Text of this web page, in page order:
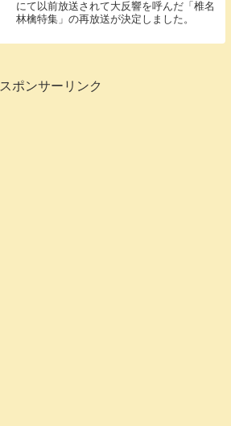
にて以前放送されて大反響を呼んだ「椎名
林檎特集」の再放送が決定しました。
スポンサーリンク